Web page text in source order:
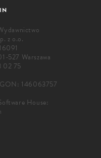
z o.o.
527 Warszawa
02 75
146063757
House: